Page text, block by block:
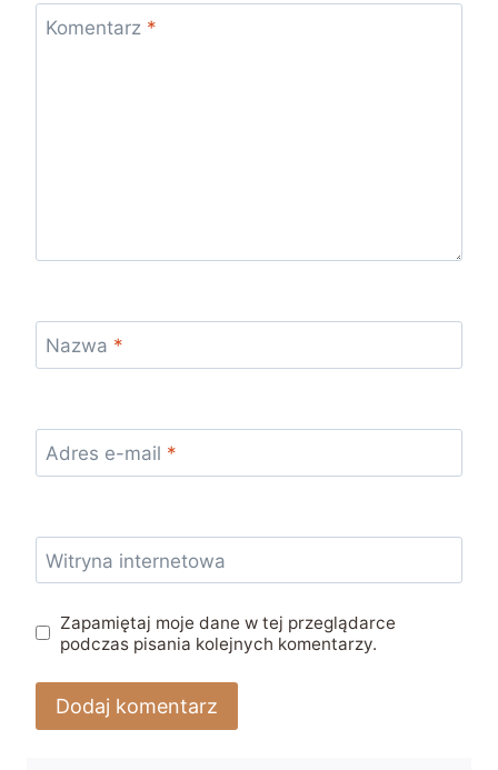
Komentarz *
Nazwa *
Adres e-mail *
Witryna internetowa
Zapamiętaj moje dane w tej przeglądarce
podczas pisania kolejnych komentarzy.